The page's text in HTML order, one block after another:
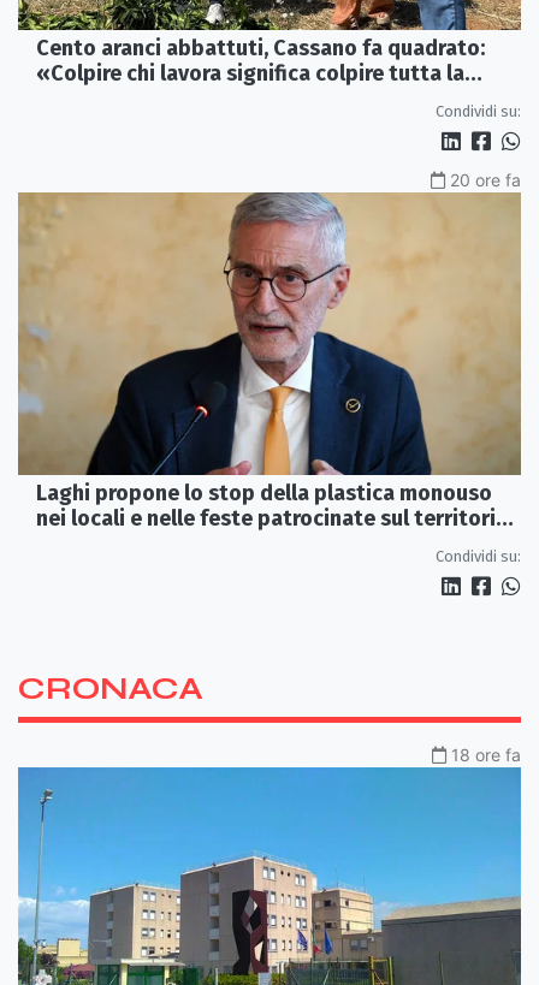
Cento aranci abbattuti, Cassano fa quadrato:
«Colpire chi lavora significa colpire tutta la
Condividi su:
20 ore fa
Laghi propone lo stop della plastica monouso
nei locali e nelle feste patrocinate sul territorio
Condividi su:
CRONACA
18 ore fa